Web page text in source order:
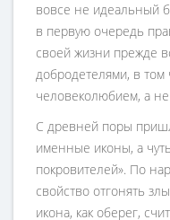
вовсе не идеальный
в первую очередь
своей жизни прежде
добродетелями, в
человеколюбием, а
С древней поры
именные иконы, а
покровителей». По
свойство отгонять
икона, как оберег,